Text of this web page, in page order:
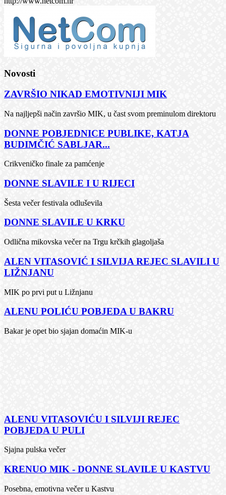
Novosti
ZAVRŠIO NIKAD EMOTIVNIJI MIK
Na najljepši način završio MIK, u čast svom preminulom direktoru
DONNE POBJEDNICE PUBLIKE, KATJA
BUDIMČIĆ SABLJAR...
Crikveničko finale za pamćenje
DONNE SLAVILE I U RIJECI
Šesta večer festivala odluševila
DONNE SLAVILE U KRKU
Odlična mikovska večer na Trgu krčkih glagoljaša
ALEN VITASOVIĆ I SILVIJA REJEC SLAVILI U
LIŽNJANU
MIK po prvi put u Ližnjanu
ALENU POLIĆU POBJEDA U BAKRU
Bakar je opet bio sjajan domaćin MIK-u
ALENU VITASOVIĆU I SILVIJI REJEC
POBJEDA U PULI
Sjajna pulska večer
KRENUO MIK - DONNE SLAVILE U KASTVU
Posebna, emotivna večer u Kastvu